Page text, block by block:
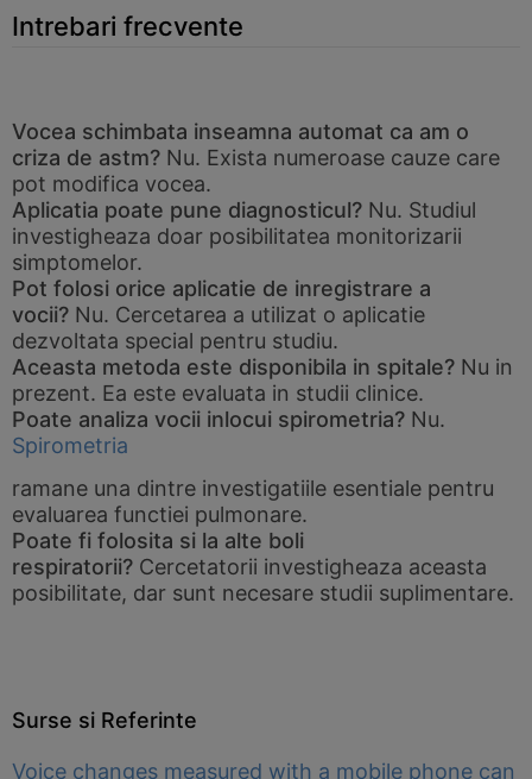
Intrebari frecvente
Vocea schimbata inseamna automat ca am o
criza de astm? Nu. Exista numeroase cauze care
pot modifica vocea.
Aplicatia poate pune diagnosticul? Nu. Studiul
investigheaza doar posibilitatea monitorizarii
simptomelor.
Pot folosi orice aplicatie de inregistrare a
vocii? Nu. Cercetarea a utilizat o aplicatie
dezvoltata special pentru studiu.
Aceasta metoda este disponibila in spitale? Nu in
prezent. Ea este evaluata in studii clinice.
Poate analiza vocii inlocui spirometria? Nu.
Spirometria
ramane una dintre investigatiile esentiale pentru
evaluarea functiei pulmonare.
Poate fi folosita si la alte boli
respiratorii? Cercetatorii investigheaza aceasta
posibilitate, dar sunt necesare studii suplimentare.
Surse si Referinte
Voice changes measured with a mobile phone can